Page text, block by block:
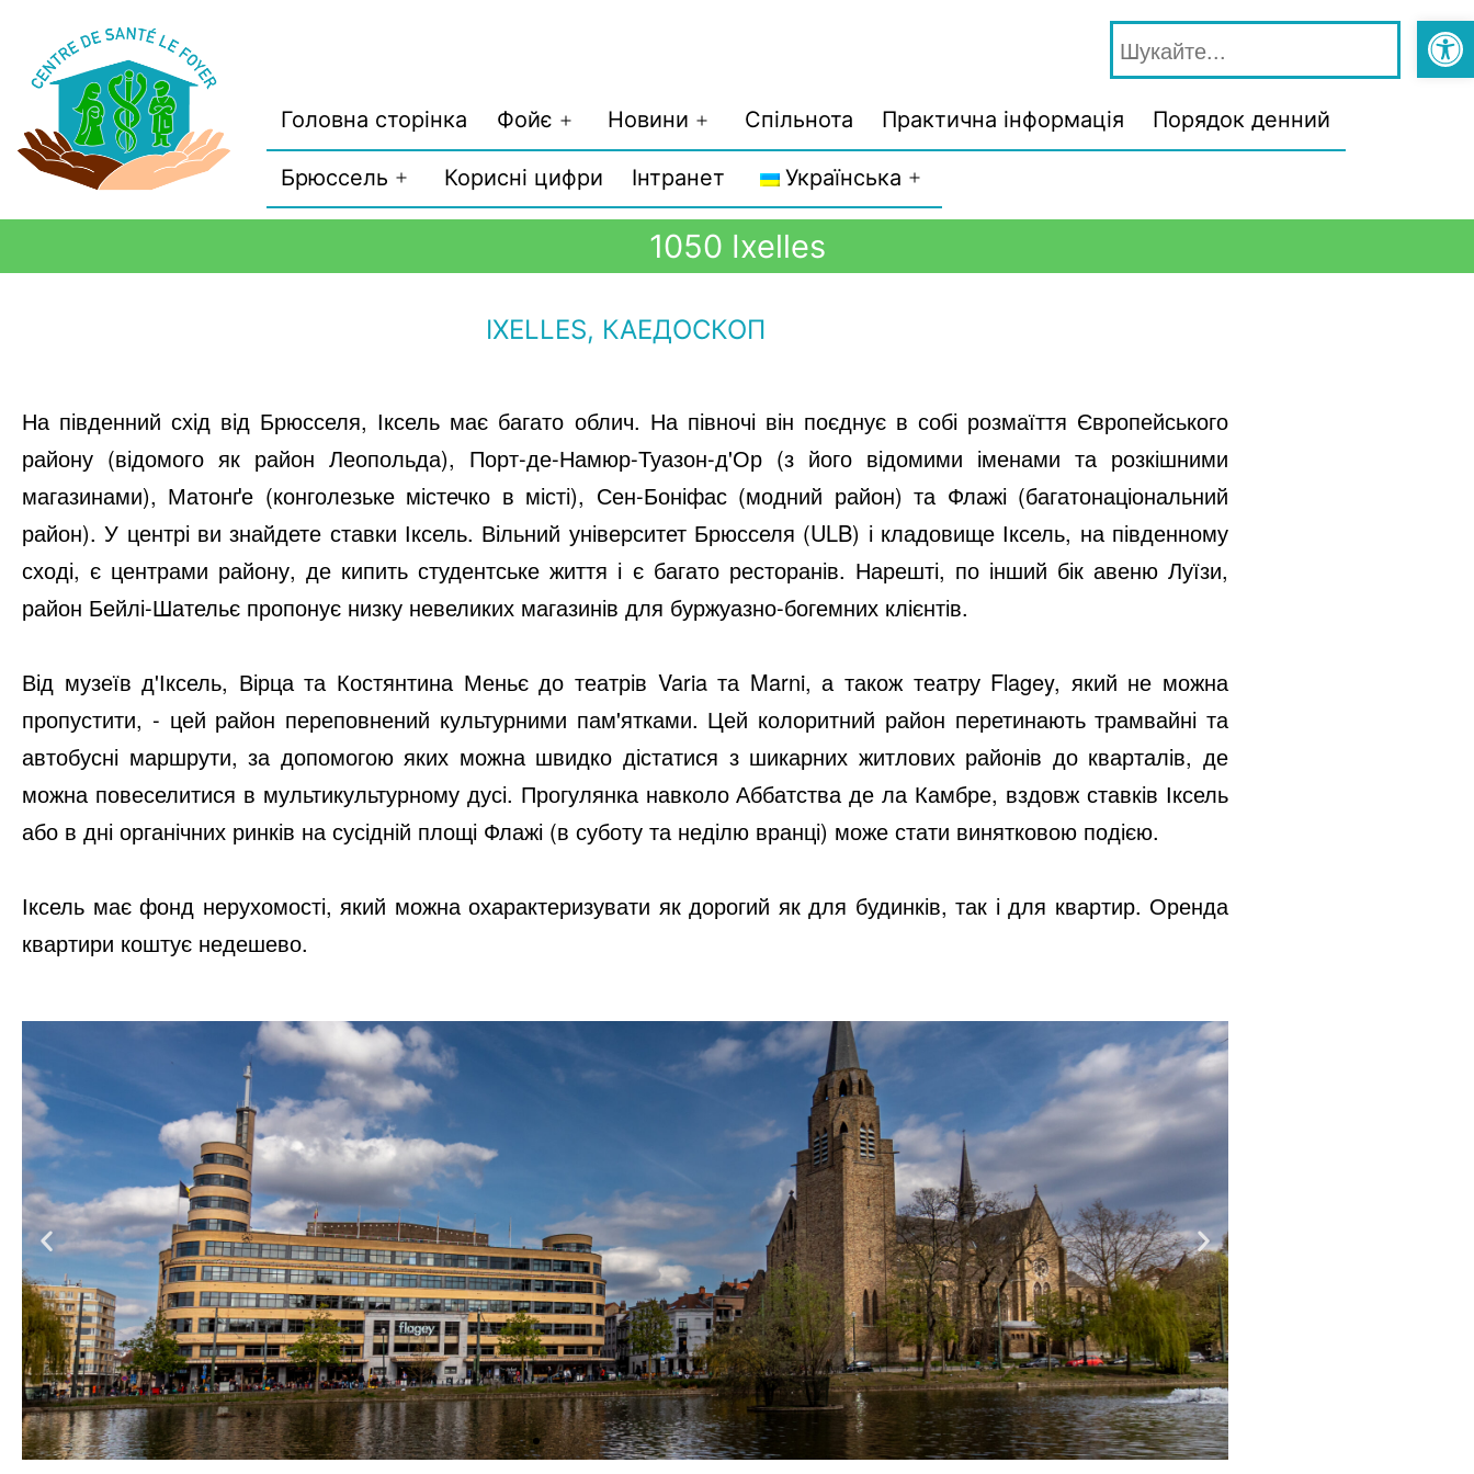
Головна сторінка Фойє Новини Спільнота Практична інформація Порядок денний
Брюссель Корисні цифри Інтранет Українська
1050 Ixelles
IXELLES, КАЕДОСКОП
На південний схід від Брюсселя, Іксель має багато облич. На півночі він поєднує в собі розмаїття Європейського
району (відомого як район Леопольда), Порт-де-Намюр-Туазон-д'Ор (з його відомими іменами та розкішними
магазинами), Матонґе (конголезьке містечко в місті), Сен-Боніфас (модний район) та Флажі (багатонаціональний
район). У центрі ви знайдете ставки Іксель. Вільний університет Брюсселя (ULB) і кладовище Іксель, на південному
сході, є центрами району, де кипить студентське життя і є багато ресторанів. Нарешті, по інший бік авеню Луїзи,
район Бейлі-Шательє пропонує низку невеликих магазинів для буржуазно-богемних клієнтів.
Від музеїв д'Іксель, Вірца та Костянтина Меньє до театрів Varia та Marni, а також театру Flagey, який не можна
пропустити, - цей район переповнений культурними пам'ятками. Цей колоритний район перетинають трамвайні та
автобусні маршрути, за допомогою яких можна швидко дістатися з шикарних житлових районів до кварталів, де
можна повеселитися в мультикультурному дусі. Прогулянка навколо Аббатства де ла Камбре, вздовж ставків Іксель
або в дні органічних ринків на сусідній площі Флажі (в суботу та неділю вранці) може стати винятковою подією.
Іксель має фонд нерухомості, який можна охарактеризувати як дорогий як для будинків, так і для квартир. Оренда
квартири коштує недешево.